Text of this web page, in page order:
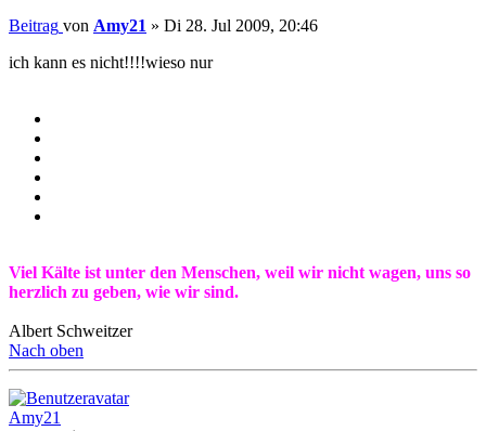
Beitrag von Amy21 » Di 28. Jul 2009, 20:46
ich kann es nicht!!!!wieso nur
Viel Kälte ist unter den Menschen, weil wir nicht wagen, uns so
herzlich zu geben, wie wir sind.
Albert Schweitzer
Nach oben
Amy21